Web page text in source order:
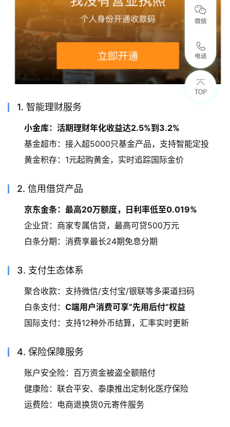
1. 智能理财服务
小金库：活期理财年化收益达2.5%到3.2%
基金超市：接入超5000只基金产品，支持智能定投
黄金积存：1元起购黄金，实时追踪国际金价
2. 信用借贷产品
京东金条：最高20万额度，日利率低至0.019%
企业贷：商家专属信贷，最高可贷500万元
白条分期：消费享最长24期免息分期
3. 支付生态体系
聚合收款：支持微信/支付宝/银联等多渠道扫码
白条支付： C端用户消费可享“先用后付”权益
国际支付：支持12种外币结算，汇率实时更新
4. 保险保障服务
账户安全险：百万资金被盗全额赔付
健康险：联合平安、泰康推出定制化医疗保险
运费险：电商退换货0元寄件服务